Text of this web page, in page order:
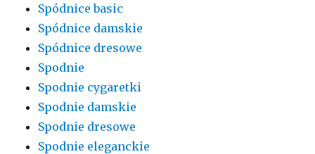
Spódnice basic
Spódnice damskie
Spódnice dresowe
Spodnie
Spodnie cygaretki
Spodnie damskie
Spodnie dresowe
Spodnie eleganckie